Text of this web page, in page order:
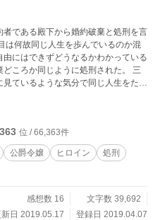
である殿下から婚約破棄と処刑を言
にはできずどうなるかわかっている
ろか同じように処刑された。 三
ているような気分で同じ人生をただ
に、友人に、親にすら見放されたの
した自分がどうしようもなく愚かで
目で反省できなかった愚かな自分へ
誰にも届くことはない。だんだんと
わかっているのにまるで操られるよ
んな醜い愚かな自分はもう見たくな
間なのだと早く殺してと思うようにな
位 / 66,363件
公爵令嬢 ヒロイン
処刑
感想数 16
文字数 39,692
日 2019.05.17
登録日 2019.04.07